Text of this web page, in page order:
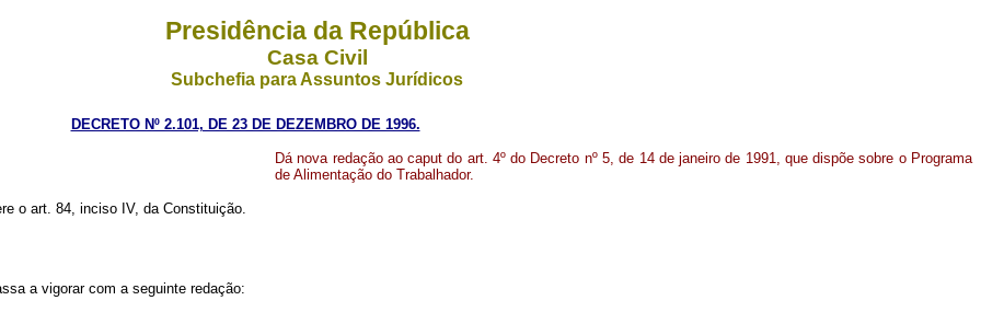
Presidência da República
Casa Civil
Subchefia para Assuntos Jurídicos
DECRETO Nº 2.101, DE 23 DE DEZEMBRO DE 1996.
Dá nova redação ao caput do art. 4º do Decreto nº 5, de 14 de janeiro de 1991, que dispõe sobre o Programa
de Alimentação do Trabalhador.
o art. 84, inciso IV, da Constituição.
a vigorar com a seguinte redação: